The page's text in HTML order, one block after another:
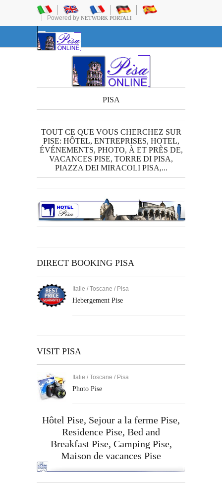
Powered by NETWORK PORTALI
PISA
TOUT CE QUE VOUS CHERCHEZ SUR
PISE: HÔTEL, ENTREPRISES, HOTEL,
ÉVÉNEMENTS, PHOTO, À ET PRÈS DE,
VACANCES PISE, TORRE DI PISA,
PIAZZA DEI MIRACOLI PISA,...
DIRECT BOOKING PISA
Italie / Toscane / Pisa
Hebergement Pise
VISIT PISA
Italie / Toscane / Pisa
Photo Pise
Hôtel Pise, Sejour a la ferme Pise,
Residence Pise, Bed and
Breakfast Pise, Camping Pise,
Maison de vacances Pise